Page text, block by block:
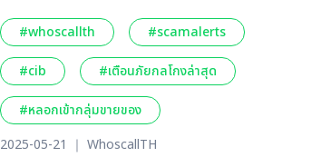
#whoscallth #scamalerts
#cib #เตือนภัยกลโกงล่าสุด
#หลอกเข้ากลุ่มขายของ
2025-05-21 ｜ WhoscallTH